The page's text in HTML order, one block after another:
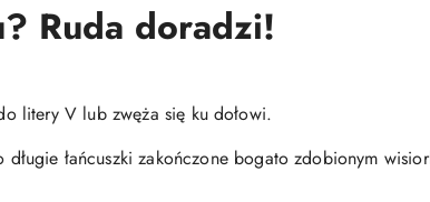
Ruda doradzi!
litery V lub zwęża się ku dołowi.
łańcuszki zakończone bogato zdobionym